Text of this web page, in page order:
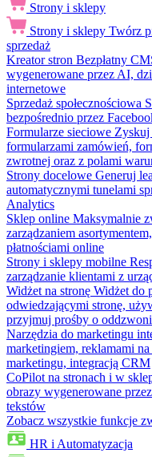
Strony i sklepy
Strony i sklepy Twórz
sprzedaż
Kreator stron Bezpłatny
wygenerowane przez AI,
internetowe
Sprzedaż społecznościowa
bezpośrednio przez
Formularze sieciowe Zyskuj
formularzami zamówień,
zwrotnej oraz z polami
Strony docelowe Generuj
automatycznymi tunelami
Analytics
Sklep online Maksymalnie
zarządzaniem
płatnościami online
Strony i sklepy mobilne
zarządzanie klientami z
Widżet na stronę Widżet do
odwiedzającymi stronę,
przyjmuj prośby o
Narzędzia do marketingu
marketingiem, reklamami
marketingu, integracją CRM
CoPilot na stronach i w
obrazy wygenerowane
tekstów
Zobacz wszystkie funkcje
HR i Automatyzacja